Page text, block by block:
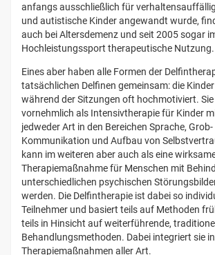
anfangs ausschließlich für
und autistische Kinder angewandt wurde,
auch bei Altersdemenz und seit 2005 sogar
Hochleistungssport therapeutische Nutzung.
Eines aber haben alle Formen der
tatsächlichen Delfinen gemeinsam: die
während der Sitzungen oft hochmotiviert. Sie
vornehmlich als Intensivtherapie für Kinder
jedweder Art in den Bereichen Sprache,
Kommunikation und Aufbau von
kann im weiteren aber auch als eine
Therapiemaßnahme für Menschen mit
unterschiedlichen psychischen
werden. Die Delfintherapie ist dabei so
Teilnehmer und basiert teils auf Methoden
teils in Hinsicht auf weiterführende,
Behandlungsmethoden. Dabei integriert sie
Therapiemaßnahmen aller Art.